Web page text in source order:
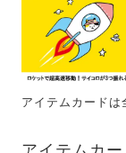
アイテムカードは